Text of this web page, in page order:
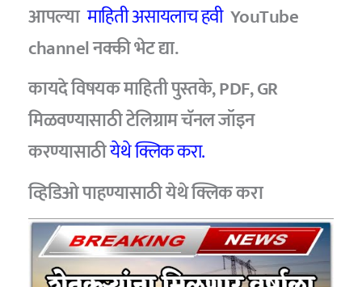
आपल्या माहिती असायलाच हवी YouTube
channelनक्की भेट द्या.
कायदे विषयक माहिती पुस्तके, PDF, GR
मिळवण्यासाठी टेलिग्राम चॅनल जॉइन
करण्यासाठीयेथे क्लिक करा.
व्हिडिओ पाहण्यासाठीयेथे क्लिक करा